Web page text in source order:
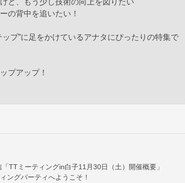
ど、もう少し技術の向上を図りたい
の背中を追いたい！
ップ”に足をかけているアナタにぴったりの特集で
プアップ！
TTミーティングin白子11月30日（土）開催概要」
ングパーティへようこそ！